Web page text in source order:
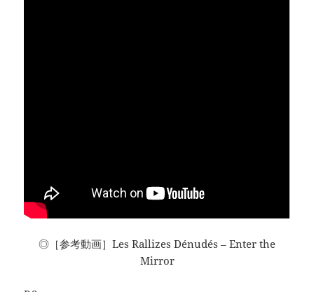
◎［参考動画］Les Rallizes Dénudés – Enter the
Mirror